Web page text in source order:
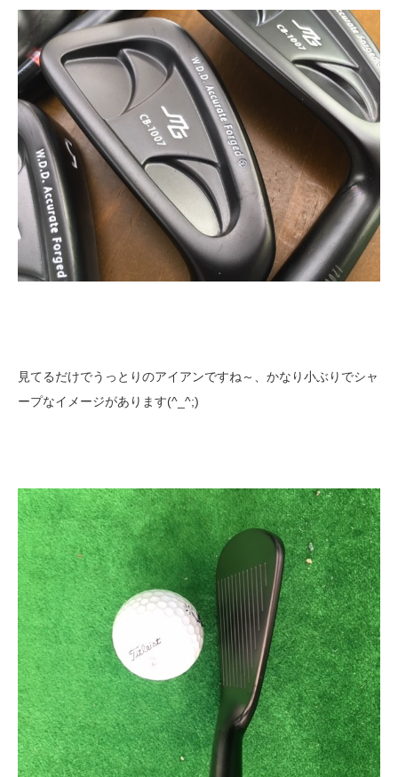
見てるだけでうっとりのアイアンですね～、かなり小ぶりでシャ
ープなイメージがあります(^_^;)